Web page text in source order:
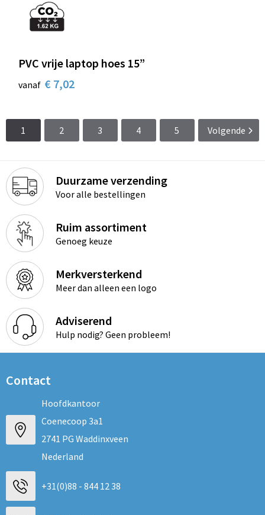
PVC vrije laptop hoes 15”
vanaf € 7,02
1 2 3 4 5 Volgende
Duurzame verzending
Voor alle bestellingen
Ruim assortiment
Genoeg keuze
Merkversterkend
Meer dan alleen een logo
Adviserend
Hulp nodig? Geen probleem!
Contact
Hoofdkantoor
Coenecoop 3a1
2741 PG Waddinxveen
Nederland
+31(0)88 - 844 12 38